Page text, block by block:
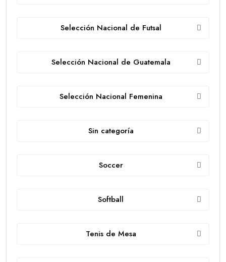
Selección Nacional de Futsal
Selección Nacional de Guatemala
Selección Nacional Femenina
Sin categoría
Soccer
Softball
Tenis de Mesa